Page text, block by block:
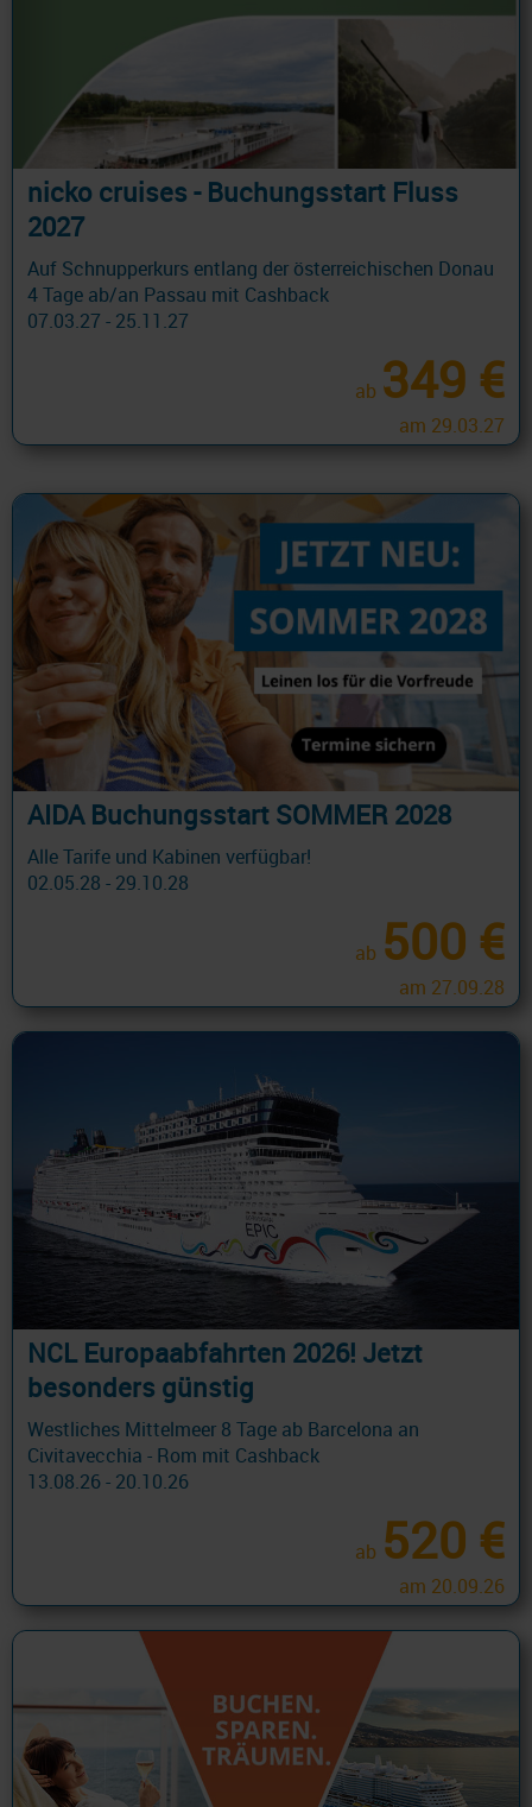
nicko cruises - Buchungsstart Fluss
2027
Auf Schnupperkurs entlang der österreichischen Donau
4 Tage ab/an Passau mit Cashback
07.03.27 - 25.11.27
ab 349 €
am 29.03.27
AIDA Buchungsstart SOMMER 2028
Alle Tarife und Kabinen verfügbar!
02.05.28 - 29.10.28
ab 500 €
am 27.09.28
NCL Europaabfahrten 2026! Jetzt
besonders günstig
Westliches Mittelmeer 8 Tage ab Barcelona an
Civitavecchia - Rom mit Cashback
13.08.26 - 20.10.26
ab 520 €
am 20.09.26